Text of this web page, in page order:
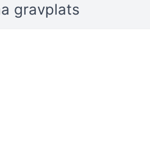
gravplats